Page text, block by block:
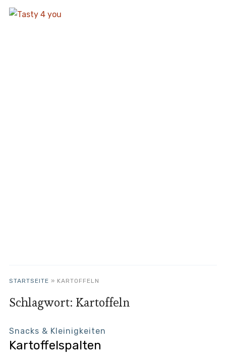
STARTSEITE » KARTOFFELN
Schlagwort: Kartoffeln
Snacks & Kleinigkeiten
Kartoffelspalten